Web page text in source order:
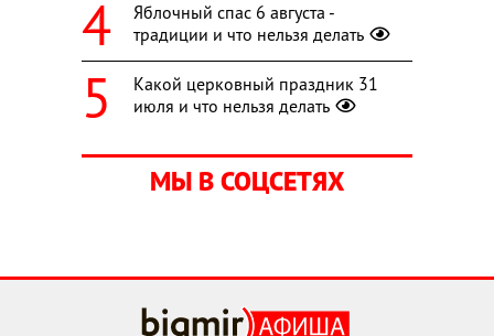
Яблочный спас 6 августа -
традиции и что нельзя делать
Какой церковный праздник 31
июля и что нельзя делать
МЫ В СОЦСЕТЯХ